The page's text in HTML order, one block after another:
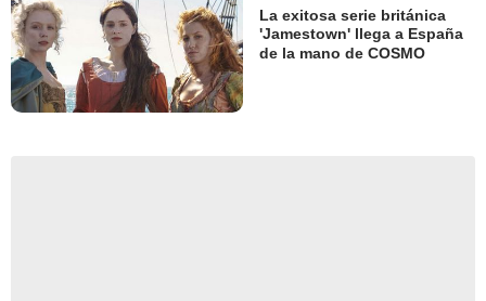
La exitosa serie británica
'Jamestown' llega a España
de la mano de COSMO